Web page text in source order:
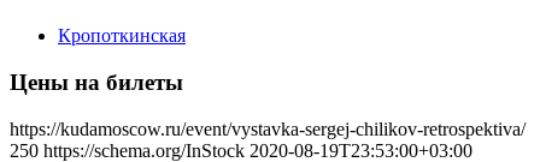
Кропоткинская
Цены на билеты
https://kudamoscow.ru/event/vystavka-sergej-chilikov-retrospektiva/
250 https://schema.org/InStock 2020-08-19T23:53:00+03:00